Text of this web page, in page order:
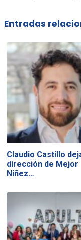
Entradas
Claudio Castillo
dirección de Mejor
Niñez…